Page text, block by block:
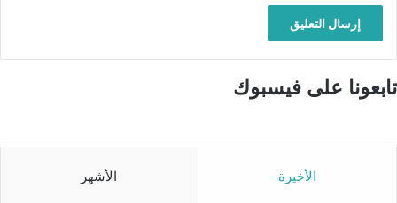
تابعونا على فيسبوك
الأخيرة الأشهر